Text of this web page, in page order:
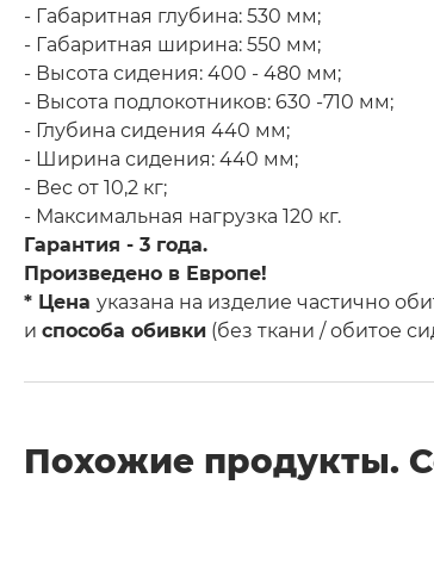
- Габаритная глубина: 530 мм;
- Габаритная ширина: 550 мм;
- Высота сидения: 400 - 480 мм;
- Высота подлокотников: 630 -710 мм;
- Глубина сидения 440 мм;
- Ширина сидения: 440 мм;
- Вес от 10,2 кг;
- Максимальная нагрузка 120 кг.
Гарантия - 3 года.
Произведено в Европе!
* Цена указана на изделие частично
и способа обивки (без ткани / обитое
Похожие продукты.